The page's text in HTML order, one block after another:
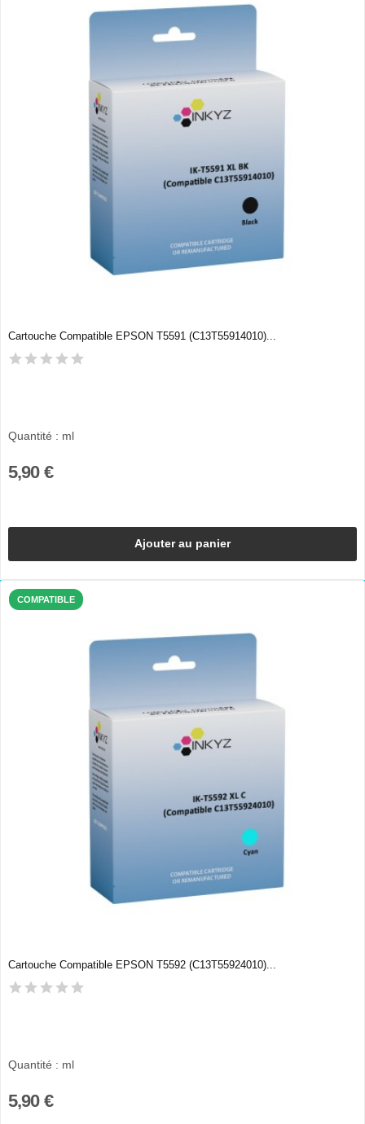
Cartouche Compatible EPSON T5591 (C13T55914010)...
Quantité : ml
5,90 €
Ajouter au panier
COMPATIBLE
Cartouche Compatible EPSON T5592 (C13T55924010)...
Quantité : ml
5,90 €